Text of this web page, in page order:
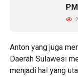
Anton yang juga
Daerah Sulawesi
menjadi hal yang